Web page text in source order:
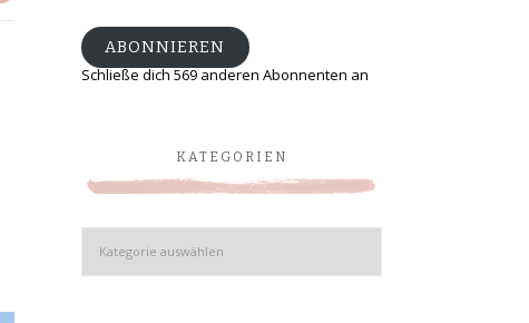
ABONNIEREN
Schließe dich 569 anderen Abonnenten an
KATEGORIEN
Kategorien